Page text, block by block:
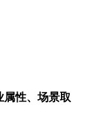
性、场景取